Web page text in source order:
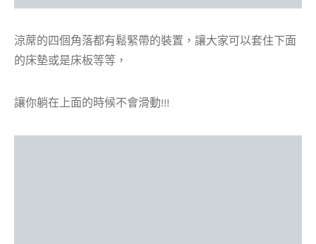
涼蓆的四個角落都有鬆緊帶的裝置，讓大家可以套住下面
的床墊或是床板等等，
讓你躺在上面的時候不會滑動!!!